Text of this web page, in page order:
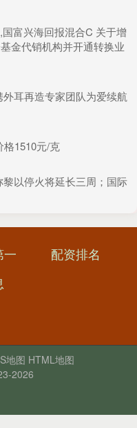
富兴海回报混合C 关于增
金代销机构并开通转换业
耳再造专家团队为爱续航
格1510元/克
以停火将延长三周；国际
一
配资排名
地图 HTML地图
2026